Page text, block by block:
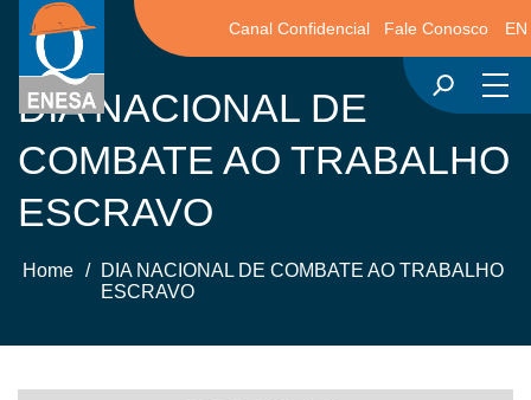
Canal Confidencial Fale Conosco EN
DIA NACIONAL DE
COMBATE AO TRABALHO
ESCRAVO
Home /
DIA NACIONAL DE COMBATE AO TRABALHO
ESCRAVO